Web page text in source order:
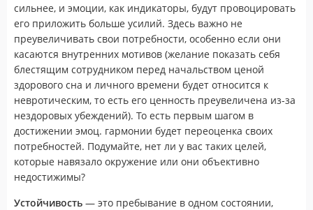
сильнее, и эмоции, как индикаторы, будут провоцировать
его приложить больше усилий. Здесь важно не
преувеличивать свои потребности, особенно если они
касаются внутренних мотивов (желание показать себя
блестящим сотрудником перед начальством ценой
здорового сна и личного времени будет относится к
невротическим, то есть его ценность преувеличена из-за
нездоровых убеждений). То есть первым шагом в
достижении эмоц. гармонии будет переоценка своих
потребностей. Подумайте, нет ли у вас таких целей,
которые навязало окружение или они объективно
недостижимы?
Устойчивость — это пребывание в одном состоянии,